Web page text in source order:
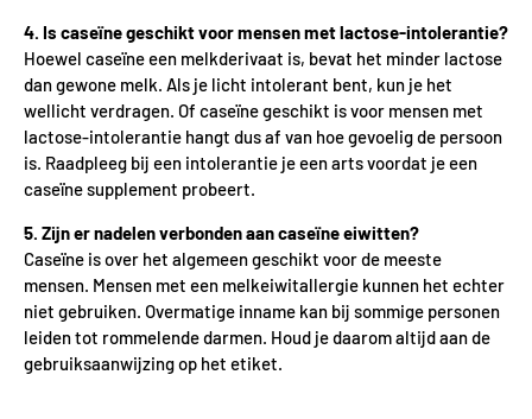
4. Is caseïne geschikt voor mensen met lactose-intolerantie?
Hoewel caseïne een melkderivaat is, bevat het minder lactose
dan gewone melk. Als je licht intolerant bent, kun je het
wellicht verdragen. Of caseïne geschikt is voor mensen met
lactose-intolerantie hangt dus af van hoe gevoelig de persoon
is. Raadpleeg bij een intolerantie je een arts voordat je een
caseïne supplement probeert.
5. Zijn er nadelen verbonden aan caseïne eiwitten?
Caseïne is over het algemeen geschikt voor de meeste
mensen. Mensen met een melkeiwitallergie kunnen het echter
niet gebruiken. Overmatige inname kan bij sommige personen
leiden tot rommelende darmen. Houd je daarom altijd aan de
gebruiksaanwijzing op het etiket.